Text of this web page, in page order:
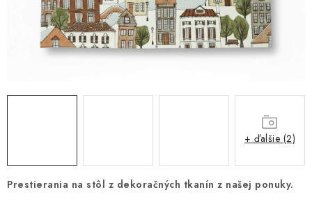
Platba a doprava
Reklamačný poriadok
Všeobecné obchodné podmienky
Ako využíváme cookies
Prestierania na stôl z dekoračných tkanín z našej ponuky.
+ ďalšie (2)